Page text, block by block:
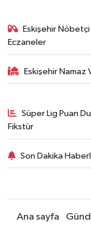
Eskişehir Nöbetçi
Eczaneler
Eskişehir Namaz
Süper Lig Puan
Fikstür
Son Dakika
Ana sayfa